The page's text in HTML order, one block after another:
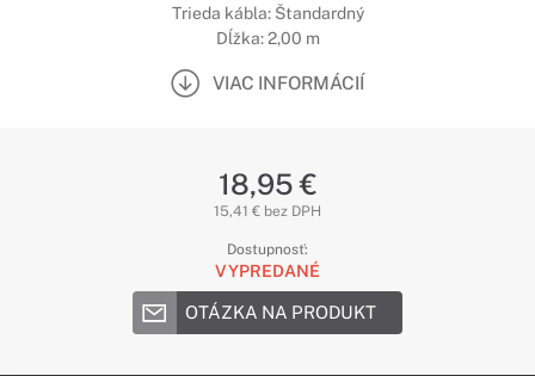
Trieda kábla: Štandardný
Dĺžka: 2,00 m
VIAC INFORMÁCIÍ
18,95 €
15,41 € bez DPH
Dostupnosť:
VYPREDANÉ
OTÁZKA NA PRODUKT